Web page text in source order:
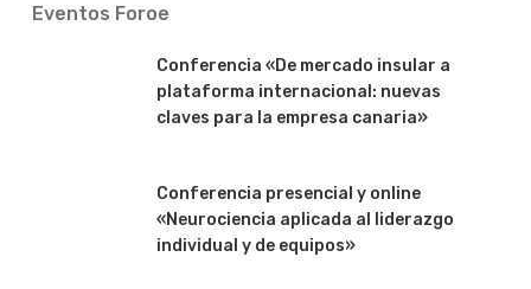
Eventos Foroe
Conferencia «De mercado insular a
plataforma internacional: nuevas
claves para la empresa canaria»
Conferencia presencial y online
«Neurociencia aplicada al liderazgo
individual y de equipos»